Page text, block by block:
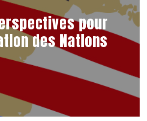
pour
des Nations